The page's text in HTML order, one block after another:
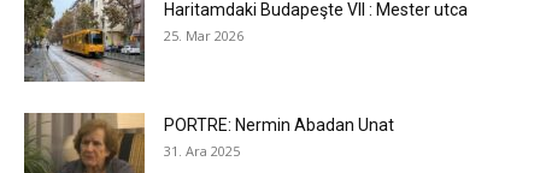
Haritamdaki Budapeşte VII : Mester utca
25. Mar 2026
PORTRE: Nermin Abadan Unat
31. Ara 2025